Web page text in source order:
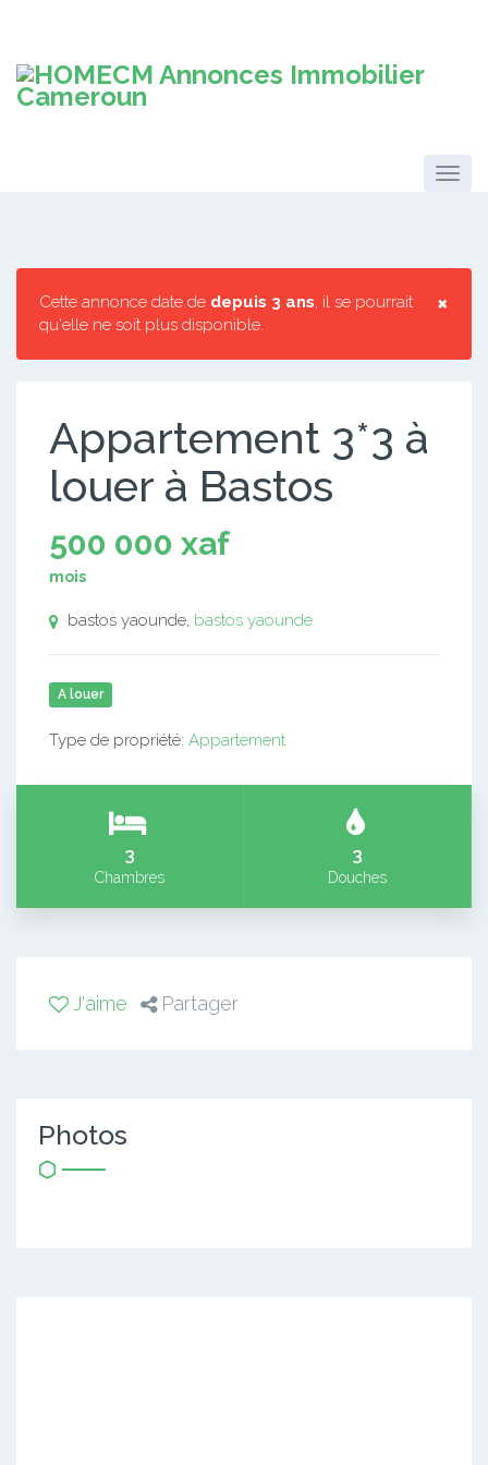
×
Cette annonce date de depuis 3 ans, il se pourrait
qu'elle ne soit plus disponible.
Appartement 3*3 à
louer à Bastos
500 000 xaf
mois
bastos yaounde, bastos yaounde
A louer
Type de propriété: Appartement
3
Chambres
3
Douches
J'aime Partager
Photos